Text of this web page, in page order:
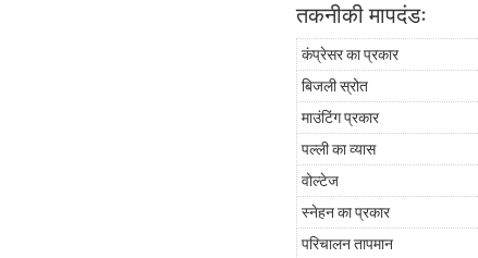
तकनीकी मापदंडः
कंप्रेसर का प्रकार
बिजली स्रोत
माउंटिंग प्रकार
पल्ली का व्यास
वोल्टेज
स्नेहन का प्रकार
परिचालन तापमान